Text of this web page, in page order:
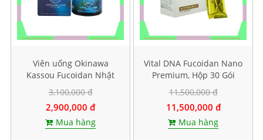
Viên uống Okinawa
Kassou Fucoidan Nhật
Bản - Hộp 150 viên
3,100,000 đ
2,900,000 đ
Mua hàng
Vital DNA Fucoidan Nano
Premium, Hộp 30 Gói
11,500,000 đ
11,500,000 đ
Mua hàng